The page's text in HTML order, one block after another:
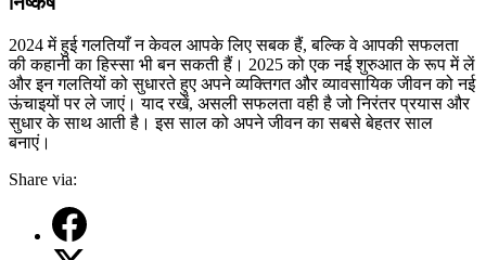
2024 में हुई गलतियाँ न केवल आपके लिए सबक हैं, बल्कि वे आपकी सफलता
की कहानी का हिस्सा भी बन सकती हैं। 2025 को एक नई शुरुआत के रूप में लें
और इन गलतियों को सुधारते हुए अपने व्यक्तिगत और व्यावसायिक जीवन को नई
ऊंचाइयों पर ले जाएं। याद रखें, असली सफलता वही है जो निरंतर प्रयास और
सुधार के साथ आती है। इस साल को अपने जीवन का सबसे बेहतर साल
बनाएं।
Share via: